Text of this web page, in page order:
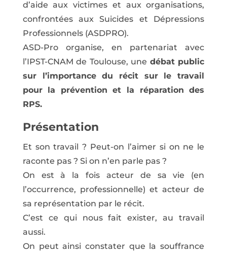
d’aide aux victimes et aux organisations,
confrontées aux Suicides et Dépressions
Professionnels (ASDPRO).
ASD-Pro organise, en partenariat avec
l’IPST-CNAM de Toulouse, une débat public
sur l’importance du récit sur le travail
pour la prévention et la réparation des
RPS.
Présentation
Et son travail ? Peut-on l’aimer si on ne le
raconte pas ? Si on n’en parle pas ?
On est à la fois acteur de sa vie (en
l’occurrence, professionnelle) et acteur de
sa représentation par le récit.
C’est ce qui nous fait exister, au travail
aussi.
On peut ainsi constater que la souffrance